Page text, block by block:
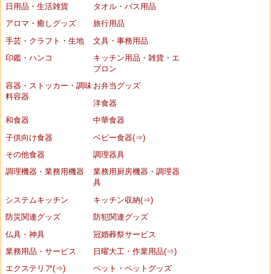
日用品・生活雑貨
タオル・バス用品
アロマ・癒しグッズ
旅行用品
手芸・クラフト・生地
文具・事務用品
印鑑・ハンコ
キッチン用品・雑貨・エ
プロン
容器・ストッカー・調味
料容器
お弁当グッズ
洋食器
和食器
中華食器
子供向け食器
ベビー食器(⇒)
その他食器
調理器具
調理機器・業務用機器
業務用厨房機器・調理器
具
システムキッチン
キッチン収納(⇒)
防災関連グッズ
防犯関連グッズ
仏具・神具
冠婚葬祭サービス
業務用品・サービス
日曜大工・作業用品(⇒)
エクステリア(⇒)
ペット・ペットグッズ